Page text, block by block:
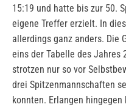
15:19 und hatte bis zur 50.
eigene Treffer erzielt. In
allerdings ganz anders. Die
eins der Tabelle des Jahres
strotzen nur so vor
drei Spitzenmannschaften
konnten. Erlangen